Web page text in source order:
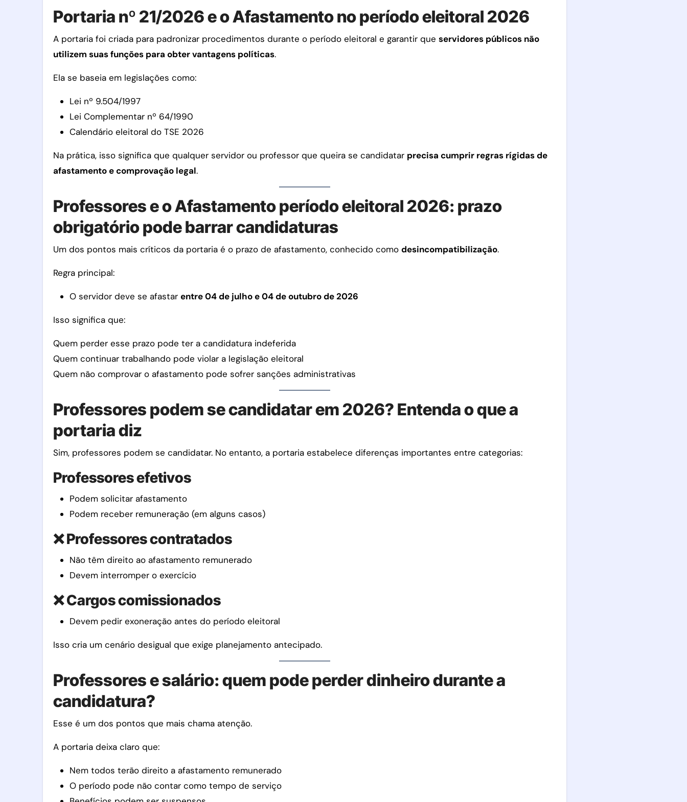
Portaria nº 21/2026 e o Afastamento no período eleitoral 2026
A portaria foi criada para padronizar procedimentos durante o período eleitoral e garantir que servidores públicos não
utilizem suas funções para obter vantagens políticas.
Ela se baseia em legislações como:
Lei nº 9.504/1997
Lei Complementar nº 64/1990
Calendário eleitoral do TSE 2026
Na prática, isso significa que qualquer servidor ou professor que queira se candidatar precisa cumprir regras rígidas de
afastamento e comprovação legal.
Professores e o Afastamento período eleitoral 2026: prazo
obrigatório pode barrar candidaturas
Um dos pontos mais críticos da portaria é o prazo de afastamento, conhecido como desincompatibilização.
Regra principal:
O servidor deve se afastar entre 04 de julho e 04 de outubro de 2026
Isso significa que:
Quem perder esse prazo pode ter a candidatura indeferida
Quem continuar trabalhando pode violar a legislação eleitoral
Quem não comprovar o afastamento pode sofrer sanções administrativas
Professores podem se candidatar em 2026? Entenda o que a
portaria diz
Sim, professores podem se candidatar. No entanto, a portaria estabelece diferenças importantes entre categorias:
Professores efetivos
Podem solicitar afastamento
Podem receber remuneração (em alguns casos)
❌ Professores contratados
Não têm direito ao afastamento remunerado
Devem interromper o exercício
❌ Cargos comissionados
Devem pedir exoneração antes do período eleitoral
Isso cria um cenário desigual que exige planejamento antecipado.
Professores e salário: quem pode perder dinheiro durante a
candidatura?
Esse é um dos pontos que mais chama atenção.
A portaria deixa claro que:
Nem todos terão direito a afastamento remunerado
O período pode não contar como tempo de serviço